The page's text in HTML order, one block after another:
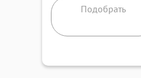
Подобрать